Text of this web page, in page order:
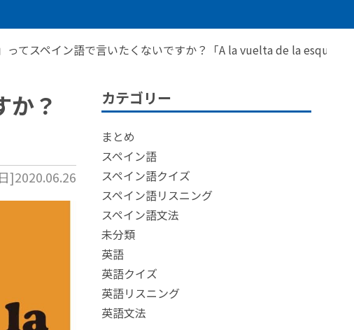
ってスペイン語で言いたくないですか？「A la vuelta de la esquina
か？
]2020.06.26
カテゴリー
まとめ
スペイン語
スペイン語クイズ
スペイン語リスニング
スペイン語文法
未分類
英語
英語クイズ
英語リスニング
英語文法